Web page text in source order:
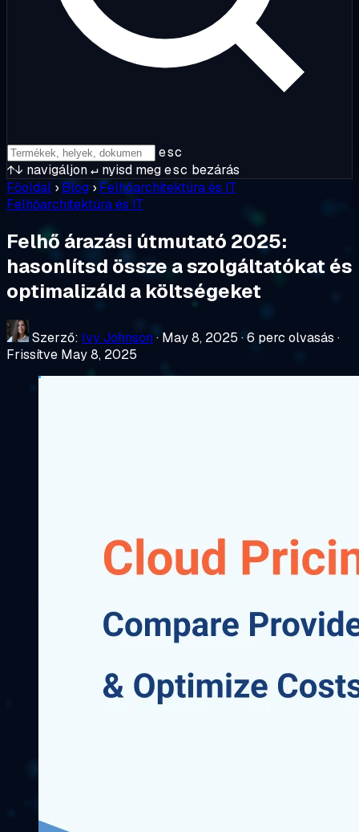
esc
↑↓ navigáljon↵ nyisd megesc bezárás
Főoldal › Blog › Felhőarchitektúra és IT
Felhőarchitektúra és IT
Felhő árazási útmutató 2025:
hasonlítsd össze a szolgáltatókat és
optimalizáld a költségeket
Szerző: Ivy Johnson · May 8, 2025 ·6 perc olvasás ·
Frissítve May 8, 2025